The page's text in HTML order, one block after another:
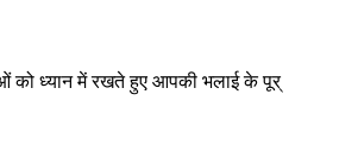
को ध्यान में रखते हुए आपकी भलाई के पूर्